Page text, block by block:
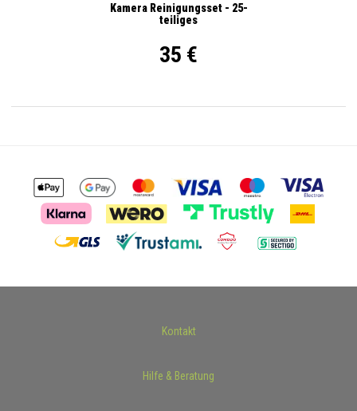
Kamera Reinigungsset - 25-
teiliges
35 €
Kontakt
Hilfe & Beratung